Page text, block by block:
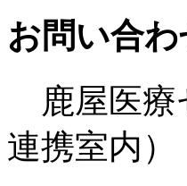
お問い合
鹿屋医療
連携室内）